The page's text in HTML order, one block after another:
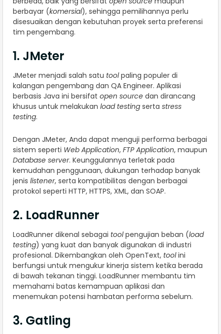
berbayar (komersial), sehingga pemilihannya perlu
disesuaikan dengan kebutuhan proyek serta preferensi
tim pengembang.
1. JMeter
JMeter menjadi salah satu toolpaling populer di
kalangan pengembang dan QA Engineer. Aplikasi
berbasis Java ini bersifat open source dan dirancang
khusus untuk melakukan load testing serta stress
testing.
Dengan JMeter, Anda dapat menguji performa berbagai
sistem seperti Web Application, FTP Application, maupun
Database server. Keunggulannya terletak pada
kemudahan penggunaan, dukungan terhadap banyak
jenis listener, serta kompatibilitas dengan berbagai
protokol seperti HTTP, HTTPS, XML, dan SOAP.
2. LoadRunner
LoadRunner dikenal sebagai toolpengujian beban (load
testing) yang kuat dan banyak digunakan di industri
profesional. Dikembangkan oleh OpenText, toolini
berfungsi untuk mengukur kinerja sistem ketika berada
di bawah tekanan tinggi. LoadRunner membantu tim
memahami batas kemampuan aplikasi dan
menemukan potensi hambatan performa sebelum.
3. Gatling